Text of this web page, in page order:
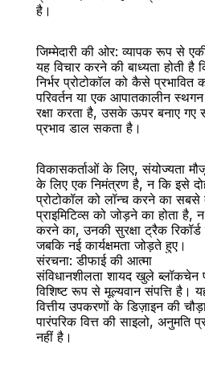
है।
जिम्मेदारी की ओर: व्यापक रूप से
यह विचार करने की बाध्यता होती
निर्भर प्रोटोकॉल को कैसे प्रभावित
परिवर्तन या एक आपातकालीन
रक्षा करता है, उसके ऊपर बनाए गए
प्रभाव डाल सकता है।
विकासकर्ताओं के लिए, संयोज्यता
के लिए एक निमंत्रण है, न कि इसे
प्रोटोकॉल को लॉन्च करने का सबसे
प्राइमिटिव्स को जोड़ने का होता है,
करने का, उनकी सुरक्षा ट्रैक
जबकि नई कार्यक्षमता जोड़ते हुए।
संरचना: डीफाई की आत्मा
संविधानशीलता शायद खुले ब्लॉकचेन
विशिष्ट रूप से मूल्यवान संपत्ति है।
वित्तीय उपकरणों के डिज़ाइन की
पारंपरिक वित्त की साइलो, अनुमति
नहीं है।